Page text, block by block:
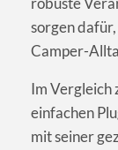
sorgen
Camper-
Im Vergleich
einfachen
mit seiner